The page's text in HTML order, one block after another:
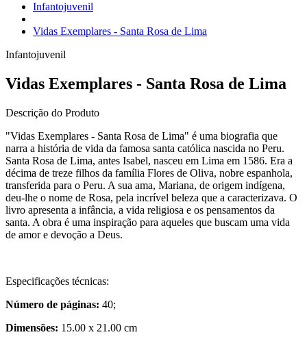
Infantojuvenil
Vidas Exemplares - Santa Rosa de Lima
Infantojuvenil
Vidas Exemplares - Santa Rosa de Lima
Descrição do Produto
"Vidas Exemplares - Santa Rosa de Lima" é uma biografia que
narra a história de vida da famosa santa católica nascida no Peru.
Santa Rosa de Lima, antes Isabel, nasceu em Lima em 1586. Era a
décima de treze filhos da família Flores de Oliva, nobre espanhola,
transferida para o Peru. A sua ama, Mariana, de origem indígena,
deu-lhe o nome de Rosa, pela incrível beleza que a caracterizava. O
livro apresenta a infância, a vida religiosa e os pensamentos da
santa. A obra é uma inspiração para aqueles que buscam uma vida
de amor e devoção a Deus.
Especificações técnicas:
Número de páginas: 40;
Dimensões: 15.00 x 21.00 cm